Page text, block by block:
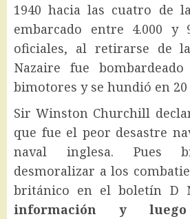
1940 hacia las cuatro de
embarcado entre 4.000 y
oficiales, al retirarse de
Nazaire fue
bimotores y se hundió en
Sir Winston Churchill
que fue el peor desastre
naval inglesa. Pues
desmoralizar a los
británico en el boletín D
información y